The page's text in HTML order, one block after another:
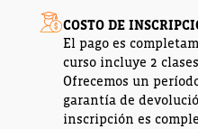
COSTO DE
El pago es
curso incluye 2
Ofrecemos un
garantía de
inscripción es